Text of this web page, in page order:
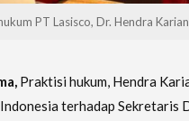
PT Lasisco, Dr. Hendra
Praktisi hukum, Hendra
terhadap Sekretaris